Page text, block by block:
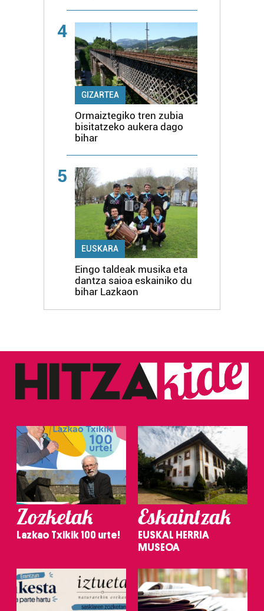
4
GIZARTEA
Ormaiztegiko tren zubia
bisitatzeko aukera dago
bihar
5
EUSKARA
Eingo taldeak musika eta
dantza saioa eskainiko du
bihar Lazkaon
Zozketak
Lazkao Txikik 100 urte!
Eskaintzak
EUSKAL HERRIA
MUSEOA